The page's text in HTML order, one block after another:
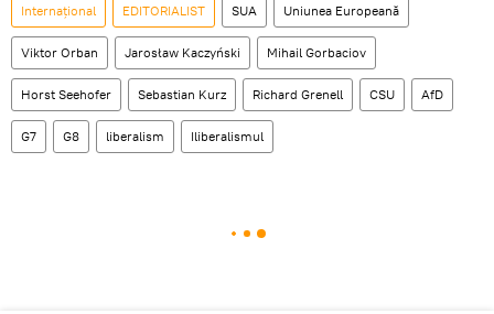
Internaţional EDITORIALIST SUA Uniunea Europeană
Viktor Orban Jarosław Kaczyński Mihail Gorbaciov
Horst Seehofer Sebastian Kurz Richard Grenell CSU AfD
G7 G8 liberalism Iliberalismul